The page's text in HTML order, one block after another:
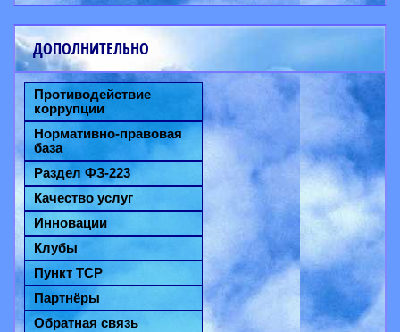
ДОПОЛНИТЕЛЬНО
Противодействие
коррупции
Нормативно-правовая
база
Раздел ФЗ-223
Качество услуг
Инновации
Клубы
Пункт ТСР
Партнёры
Обратная связь